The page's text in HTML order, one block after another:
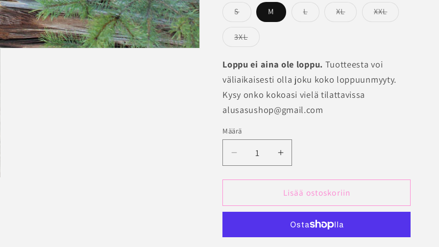
loppuunmyyty
tai
ei
loppuunmyyty
tai
ei
saatavilla
SVersio
on
loppuunmyyty
tai
ei
saatavilla
M LVersio
on
XLVersio
on
XXLVersio
on
3XLVersio
on
tai
ei
saatavilla
Loppu ei aina ole loppu. Tuotteesta voi
väliaikaisesti olla joku koko loppuunmyyty.
Kysy onko kokoasi vielä tilattavissa
alusasushop@gmail.com
Määrä
Määrä
Vähennä
tuotteen
Merineule
Liivihametunika
(SUOMITUOTE)
Lisää
tuotteen
Merineule
Liivihametunika
(SUOMITUOTE)
Lisää ostoskoriin